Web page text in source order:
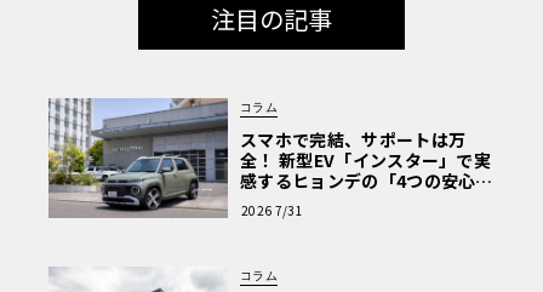
注目の記事
コラム
スマホで完結、サポートは万
全！ 新型EV「インスター」で実
感するヒョンデの「4つの安心」
【第1回・ヒョンデ6つの疑問：
Why? Hyundai?】〈PR〉
2026 7/31
コラム